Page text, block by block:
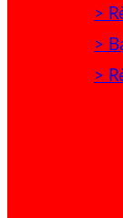
>
>
>